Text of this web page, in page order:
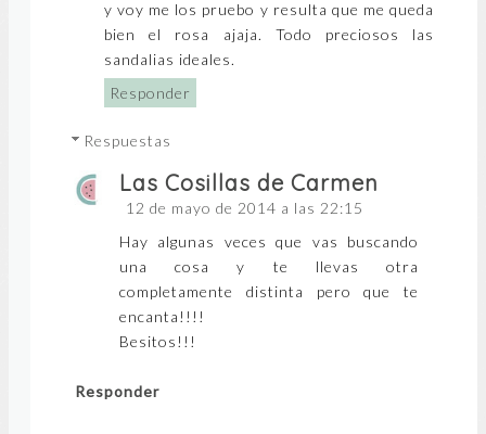
y voy me los pruebo y resulta que me queda
bien el rosa ajaja. Todo preciosos las
sandalias ideales.
Responder
Respuestas
Las Cosillas de Carmen
12 de mayo de 2014 a las 22:15
Hay algunas veces que vas buscando
una cosa y te llevas otra
completamente distinta pero que te
encanta!!!!
Besitos!!!
Responder